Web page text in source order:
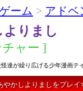
ーム > アドベ
りまし
ャー ]
達が繰り広げる少年漫画テ
かしよりましをプレイ